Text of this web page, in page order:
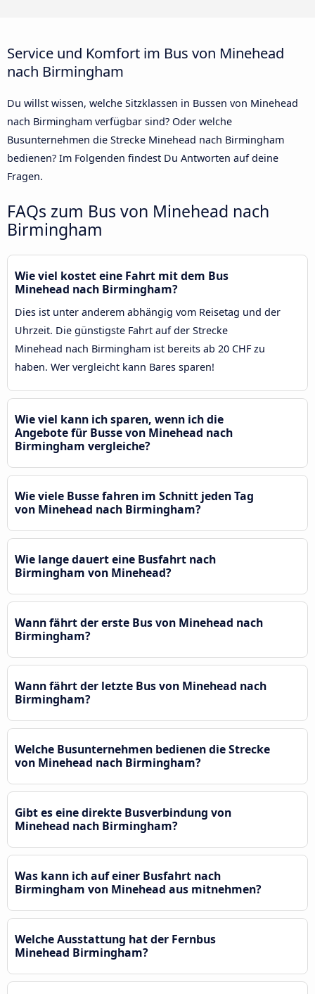
Service und Komfort im Bus von Minehead
nach Birmingham
Du willst wissen, welche Sitzklassen in Bussen von Minehead
nach Birmingham verfügbar sind? Oder welche
Busunternehmen die Strecke Minehead nach Birmingham
bedienen? Im Folgenden findest Du Antworten auf deine
Fragen.
FAQs zum Bus von Minehead nach
Birmingham
Wie viel kostet eine Fahrt mit dem Bus
Minehead nach Birmingham?
Dies ist unter anderem abhängig vom Reisetag und der
Uhrzeit. Die günstigste Fahrt auf der Strecke
Minehead nach Birmingham ist bereits ab 20 CHF zu
haben. Wer vergleicht kann Bares sparen!
Wie viel kann ich sparen, wenn ich die
Angebote für Busse von Minehead nach
Birmingham vergleiche?
Wie viele Busse fahren im Schnitt jeden Tag
von Minehead nach Birmingham?
Wie lange dauert eine Busfahrt nach
Birmingham von Minehead?
Wann fährt der erste Bus von Minehead nach
Birmingham?
Wann fährt der letzte Bus von Minehead nach
Birmingham?
Welche Busunternehmen bedienen die Strecke
von Minehead nach Birmingham?
Gibt es eine direkte Busverbindung von
Minehead nach Birmingham?
Was kann ich auf einer Busfahrt nach
Birmingham von Minehead aus mitnehmen?
Welche Ausstattung hat der Fernbus
Minehead Birmingham?